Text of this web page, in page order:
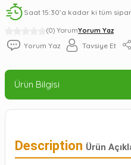
(0) YorumYorum Yaz
Saat 15:30’a kadar ki tüm
Yorum Yaz Tavsiye Et
Ürün Bilgisi
Description Ürün